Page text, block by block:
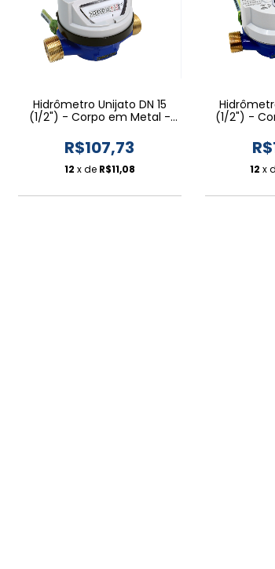
Hidrômetro Unijato DN 15
(1/2") - Corpo em Metal -
R$107,73
12 x de R$11,08
(1/2") -
12 x